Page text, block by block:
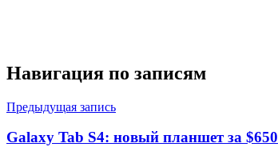
Навигация по записям
Предыдущая запись
Galaxy Tab S4: новый планшет за $650